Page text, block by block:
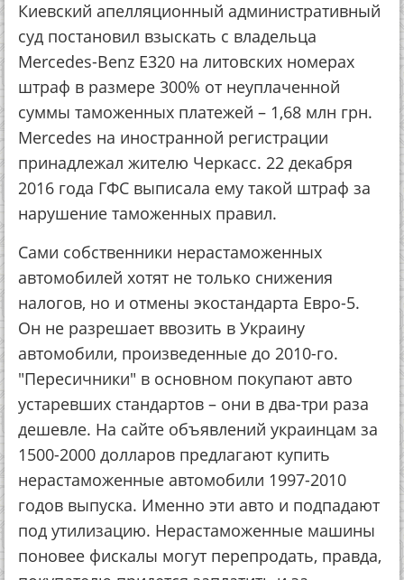
Киевский апелляционный административный
суд постановил взыскать с владельца
Mercedes-Benz E320 на литовских номерах
штраф в размере 300% от неуплаченной
суммы таможенных платежей – 1,68 млн грн.
Mercedes на иностранной регистрации
принадлежал жителю Черкасс. 22 декабря
2016 года ГФС выписала ему такой штраф за
нарушение таможенных правил.
Сами собственники нерастаможенных
автомобилей хотят не только снижения
налогов, но и отмены экостандарта Евро-5.
Он не разрешает ввозить в Украину
автомобили, произведенные до 2010-го.
"Пересичники" в основном покупают авто
устаревших стандартов – они в два-три раза
дешевле. На сайте объявлений украинцам за
1500-2000 долларов предлагают купить
нерастаможенные автомобили 1997-2010
годов выпуска. Именно эти авто и подпадают
под утилизацию. Нерастаможенные машины
поновее фискалы могут перепродать, правда,